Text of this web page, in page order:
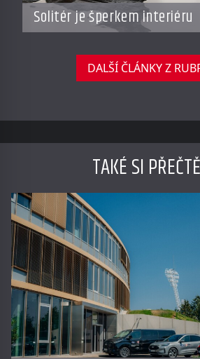
Solitér je šperkem interiéru
DALŠÍ ČLÁNKY Z
TAKÉ SI